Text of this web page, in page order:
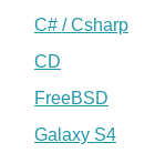
C# / Csharp
CD
FreeBSD
Galaxy S4